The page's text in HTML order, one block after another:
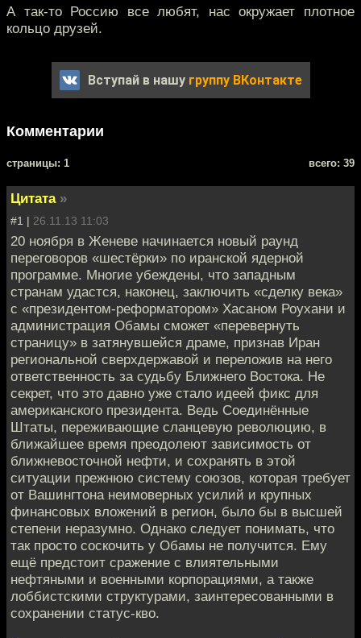
А так-то Россию все любят, нас окружает плотное
кольцо друзей.
Вступай в нашу группу ВКонтакте
Комментарии
cтраницы: 1 всего: 39
Цитата »
#1 | 26.11.13 11:03
20 ноября в Женеве начинается новый раунд
переговоров «шестёрки» по иранской ядерной
программе. Многие убеждены, что западным
странам удастся, наконец, заключить «сделку века»
с «президентом-реформатором» Хасаном Роухани и
администрация Обамы сможет «перевернуть
страницу» в затянувшейся драме, признав Иран
региональной сверхдержавой и переложив на него
ответственность за судьбу Ближнего Востока. Не
секрет, что это давно уже стало идеей фикс для
американского президента. Ведь Соединённые
Штаты, переживающие сланцевую революцию, в
ближайшее время преодолеют зависимость от
ближневосточной нефти, и сохранять в этой
ситуации прежнюю систему союзов, которая требует
от Вашингтона неимоверных усилий и крупных
финансовых вложений в регион, было бы в высшей
степени неразумно. Однако следует понимать, что
так просто соскочить у Обамы не получится. Ему
ещё предстоит сражение с влиятельными
нефтяными и военными корпорациями, а также
лоббистскими структурами, заинтересованными в
сохранении статус-кво.